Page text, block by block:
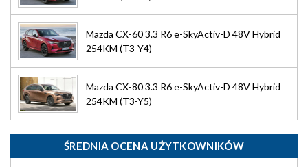
Mazda CX-60 3.3 R6 e-SkyActiv-D 48V Hybrid
254KM (T3-Y4)
Mazda CX-80 3.3 R6 e-SkyActiv-D 48V Hybrid
254KM (T3-Y5)
ŚREDNIA OCENA UŻYTKOWNIKÓW